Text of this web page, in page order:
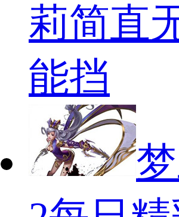
莉简直
能挡